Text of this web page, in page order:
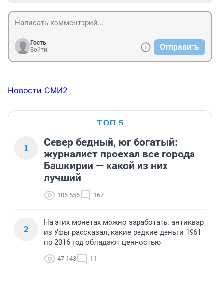
Гость
Войти
Отправить
Новости СМИ2
ТОП 5
1
Север бедный, юг богатый:
журналист проехал все города
Башкирии — какой из них
лучший
105 556 167
2
На этих монетах можно заработать: антиквар
из Уфы рассказал, какие редкие деньги 1961
по 2016 год обладают ценностью
47 143 11